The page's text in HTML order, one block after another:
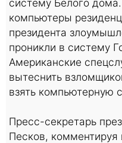
компьютеры
президента
проникли в систему
Американские
вытеснить
взять компьютерную
Пресс-секретарь
Песков,